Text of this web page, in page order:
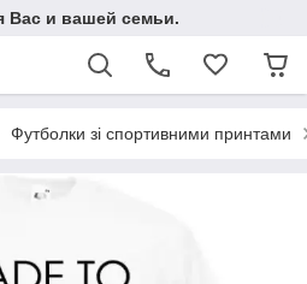
Вас и вашей семьи.
Футболки зі спортивними принтами